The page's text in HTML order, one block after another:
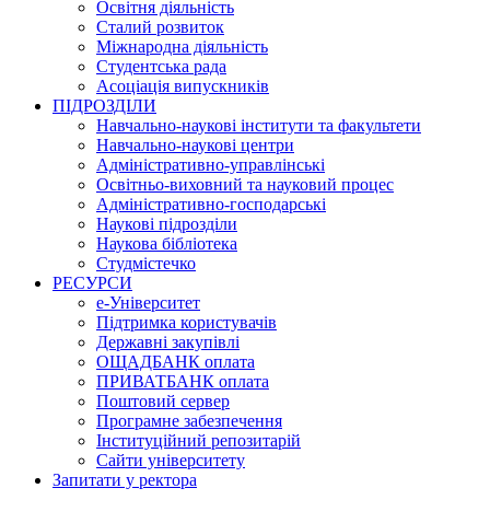
Освітня діяльність
Сталий розвиток
Міжнародна діяльність
Студентська рада
Асоціація випускників
ПІДРОЗДІЛИ
Навчально-наукові інститути та факультети
Навчально-наукові центри
Адміністративно-управлінські
Освітньо-виховний та науковий процес
Адміністративно-господарські
Наукові підрозділи
Наукова бібліотека
Студмістечко
РЕСУРСИ
е-Університет
Підтримка користувачів
Державні закупівлі
ОЩАДБАНК оплата
ПРИВАТБАНК оплата
Поштовий сервер
Програмне забезпечення
Інституційний репозитарій
Сайти університету
Запитати у ректора